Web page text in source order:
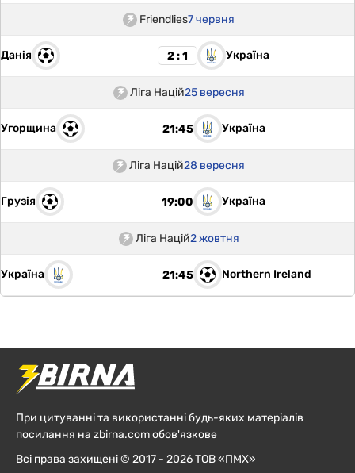
Friendlies7 червня
Данія 2 : 1 Україна
Ліга Націй25 вересня
Угорщина 21:45 Україна
Ліга Націй28 вересня
Грузія 19:00 Україна
Ліга Націй2 жовтня
Україна 21:45 Northern Ireland
При цитуванні та використанні будь-яких матеріалів
посилання на zbirna.com обов'язкове
Всі права захищені © 2017 - 2026 ТОВ «ПМХ»